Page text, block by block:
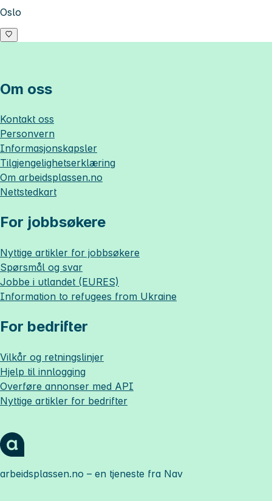
Oslo
Om oss
Kontakt oss
Personvern
Informasjonskapsler
Tilgjengelighetserklæring
Om arbeidsplassen.no
Nettstedkart
For jobbsøkere
Nyttige artikler for jobbsøkere
Spørsmål og svar
Jobbe i utlandet (EURES)
Information to refugees from Ukraine
For bedrifter
Vilkår og retningslinjer
Hjelp til innlogging
Overføre annonser med API
Nyttige artikler for bedrifter
arbeidsplassen.no – en tjeneste fra Nav